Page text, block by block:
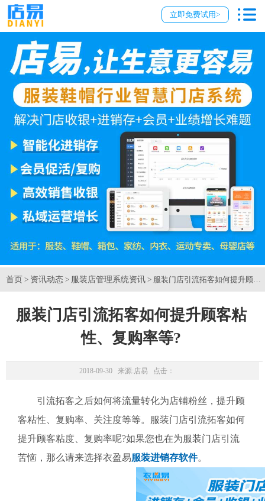
立即免费试用>
首页 > 资讯动态 > 服装店管理系统资讯 > 服装门店引流拓客如何提升顾客
服装门店引流拓客如何提升顾客粘
性、复购率等?
2018-09-30 来源:店易 点击：
引流拓客之后如何将流量转化为店铺粉丝，提升顾
客粘性、复购率、关注度等等。服装门店引流拓客如何
提升顾客粘度、复购率呢?如果您也在为服装门店引流
苦恼，那么请来选择衣盈易服装进销存软件。